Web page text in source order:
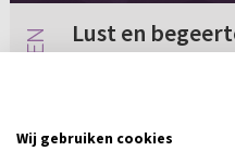
Lust en
Ik heb een vraag
Wij gebruiken cookies